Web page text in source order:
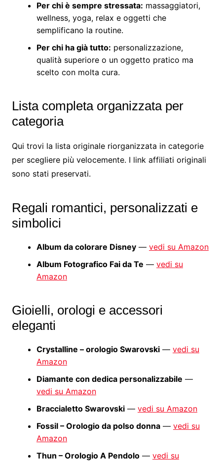
Per chi è sempre stressata: massaggiatori,
wellness, yoga, relax e oggetti che
semplificano la routine.
Per chi ha già tutto: personalizzazione,
qualità superiore o un oggetto pratico ma
scelto con molta cura.
Lista completa organizzata per
categoria
Qui trovi la lista originale riorganizzata in categorie
per scegliere più velocemente. I link affiliati originali
sono stati preservati.
Regali romantici, personalizzati e
simbolici
Album da colorare Disney— vedi su Amazon
Album Fotografico Fai da Te — vedi su
Amazon
Gioielli, orologi e accessori
eleganti
Crystalline – orologio Swarovski— vedi su
Amazon
Diamante con dedica personalizzabile —
vedi su Amazon
Braccialetto Swarovski— vedi su Amazon
Fossil – Orologio da polso donna— vedi su
Amazon
Thun – Orologio A Pendolo— vedi su